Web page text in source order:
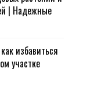
| Надежные
избавиться
участке